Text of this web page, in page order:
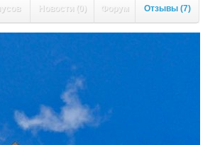
Новости (0) Форум Отзывы (7)